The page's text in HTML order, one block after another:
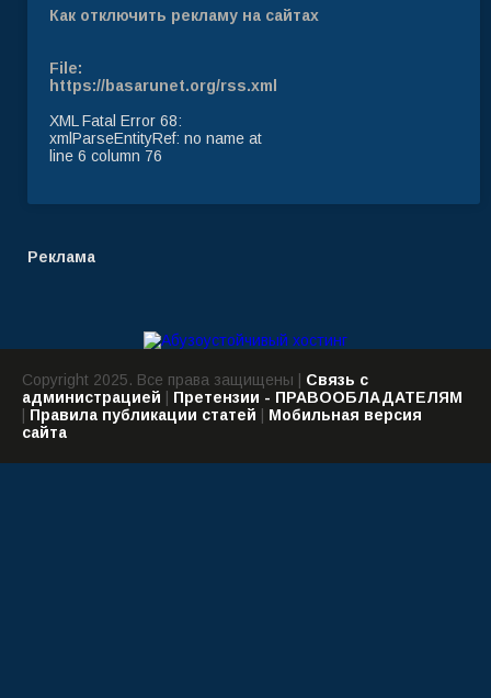
Как отключить рекламу на сайтах
File:
https://basarunet.org/rss.xml
XML Fatal Error 68:
xmlParseEntityRef: no name at
line 6 column 76
Реклама
Copyright 2025. Все права защищены | Связь с
администрацией
Претензии - ПРАВООБЛАДАТЕЛЯМ
Правила публикации статей
Мобильная версия
сайта